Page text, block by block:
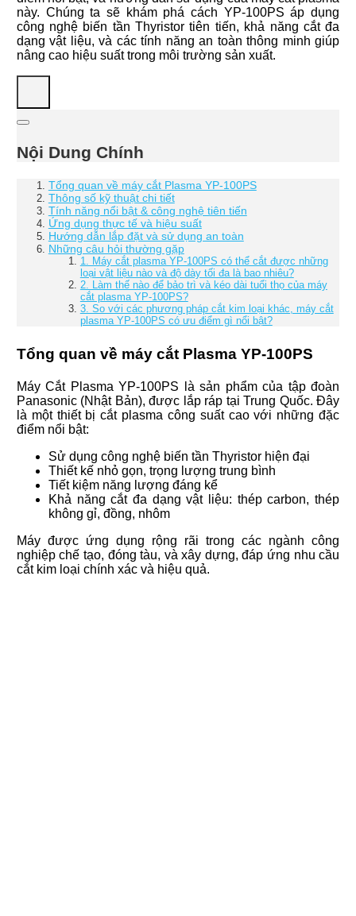
này. Chúng ta sẽ khám phá cách YP-100PS áp dụng
công nghệ biến tần Thyristor tiên tiến, khả năng cắt đa
dạng vật liệu, và các tính năng an toàn thông minh giúp
nâng cao hiệu suất trong môi trường sản xuất.
Nội Dung Chính
Tổng quan về máy cắt Plasma YP-100PS
Thông số kỹ thuật chi tiết
Tính năng nổi bật & công nghệ tiên tiến
Ứng dụng thực tế và hiệu suất
Hướng dẫn lắp đặt và sử dụng an toàn
Những câu hỏi thường gặp
1. Máy cắt plasma YP-100PS có thể cắt được những
loại vật liệu nào và độ dày tối đa là bao nhiêu?
2. Làm thế nào để bảo trì và kéo dài tuổi thọ của máy
cắt plasma YP-100PS?
3. So với các phương pháp cắt kim loại khác, máy cắt
plasma YP-100PS có ưu điểm gì nổi bật?
Tổng quan về máy cắt Plasma YP-100PS
Máy Cắt Plasma YP-100PS là sản phẩm của tập đoàn
Panasonic (Nhật Bản), được lắp ráp tại Trung Quốc. Đây
là một thiết bị cắt plasma công suất cao với những đặc
điểm nổi bật:
Sử dụng công nghệ biến tần Thyristor hiện đại
Thiết kế nhỏ gọn, trọng lượng trung bình
Tiết kiệm năng lượng đáng kể
Khả năng cắt đa dạng vật liệu: thép carbon, thép
không gỉ, đồng, nhôm
Máy được ứng dụng rộng rãi trong các ngành công
nghiệp chế tạo, đóng tàu, và xây dựng, đáp ứng nhu cầu
cắt kim loại chính xác và hiệu quả.